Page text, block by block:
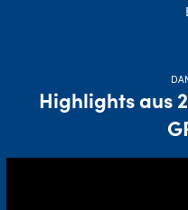
Highlights aus